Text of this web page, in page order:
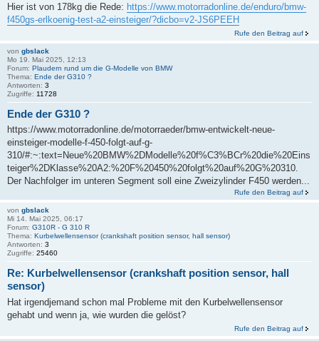
Hier ist von 178kg die Rede: https://www.motorradonline.de/enduro/bmw-
f450gs-erlkoenig-test-a2-einsteiger/?dicbo=v2-JS6PEEH
Rufe den Beitrag auf
von gbslack
Mo 19. Mai 2025, 12:13
Forum: Plaudern rund um die G-Modelle von BMW
Thema: Ende der G310 ?
Antworten: 3
Zugriffe: 11728
Ende der G310 ?
https://www.motorradonline.de/motorraeder/bmw-entwickelt-neue-
einsteiger-modelle-f-450-folgt-auf-g-
310/#:~:text=Neue%20BMW%2DModelle%20f%C3%BCr%20die%20Eins
teiger%2DKlasse%20A2:%20F%20450%20folgt%20auf%20G%20310.
Der Nachfolger im unteren Segment soll eine Zweizylinder F450 werden...
Rufe den Beitrag auf
von gbslack
Mi 14. Mai 2025, 06:17
Forum: G310R - G 310 R
Thema: Kurbelwellensensor (crankshaft position sensor, hall sensor)
Antworten: 3
Zugriffe: 25460
Re: Kurbelwellensensor (crankshaft position sensor, hall
sensor)
Hat irgendjemand schon mal Probleme mit den Kurbelwellensensor
gehabt und wenn ja, wie wurden die gelöst?
Rufe den Beitrag auf